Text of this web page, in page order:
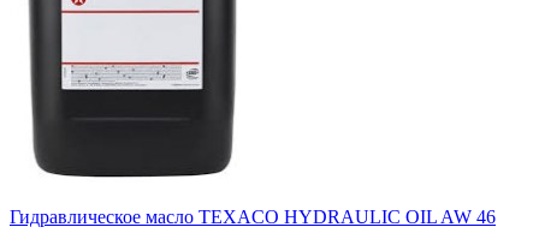
Гидравлическое масло TEXACO HYDRAULIC OIL AW 46